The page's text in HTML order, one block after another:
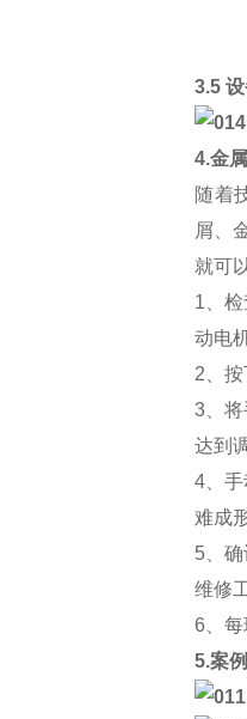
3.5
4.金
随着
屑、
就可
1、
动电
2、
3、
达到
4、
难成
5、
维修
6、
5.案